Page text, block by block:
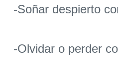
-Soñar despierto
-Olvidar o perder